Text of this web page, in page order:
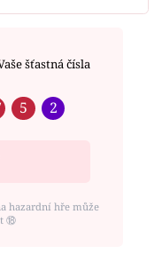
šťastná čísla
5 2
hazardní hře může
⑱